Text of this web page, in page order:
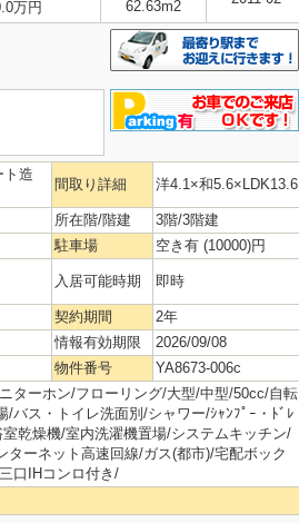
万円
62.63m2
ト造
間取り詳細 洋4.1×和5.6×LDK13.6
所在階/階建
3階/3階建
駐車場
空き有 (10000)円
入居可能時期 即時
契約期間
2年
情報有効期限
2026/09/08
物件番号 YA8673-006c
ターホン/フローリング/大型/中型/50cc/自転
/バス・トイレ洗面別/シャワー/ｼｬﾝﾌﾟｰ・ﾄﾞﾚ
室乾燥機/室内洗濯機置場/システムキッチン/
ターネット高速回線/ガス(都市)/宅配ボック
口IHコンロ付き/